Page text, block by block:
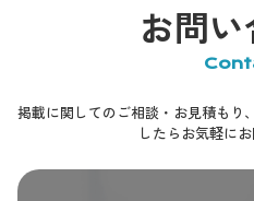
お問
掲載に関してのご相談・お見積もり
したらお気軽に